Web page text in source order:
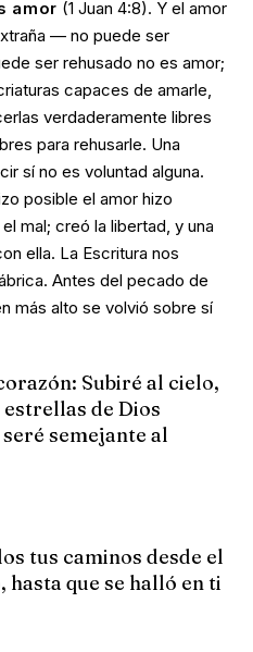
amor (1 Juan 4:8). Y el amor
— no puede ser
ser rehusado no es amor;
capaces de amarle,
verdaderamente libres
para rehusarle. Una
sí no es voluntad alguna.
posible el amor hizo
mal; creó la libertad, y una
ella. La Escritura nos
Antes del pecado de
más alto se volvió sobre sí
Subiré al cielo,
de Dios
semejante al
tus caminos desde el
que se halló en ti